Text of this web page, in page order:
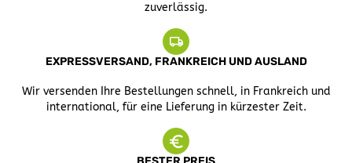
zuverlässig.
EXPRESSVERSAND, FRANKREICH UND AUSLAND
Wir versenden Ihre Bestellungen schnell, in Frankreich und
international, für eine Lieferung in kürzester Zeit.